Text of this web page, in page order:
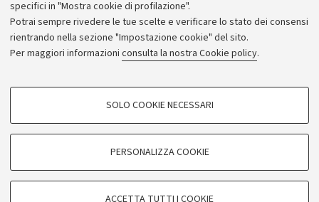
specifici in "Mostra cookie di profilazione".
Potrai sempre rivedere le tue scelte e verificare lo stato dei consensi
rientrando nella sezione "Impostazione cookie" del sito.
Per maggiori informazioni consulta la nostra Cookie policy.
COOKIE DI PROFILAZIONE - FACOLTATIVI
COOKIE TECNICI - NECESSARI
SOLO COOKIE NECESSARI
PERSONALIZZA COOKIE
ACCETTA TUTTI I COOKIE
Amministrazione trasparente
Atti di notifica
Informazioni sul sito e accessibilità
Dichiarazione di accessibilità
Privacy e note legali
Impostazioni Cookie
©Copyright 2026 - ALMA MATER STUDIORUM - Università di
Bologna - Via Zamboni,33 - 40126Bologna - PI: